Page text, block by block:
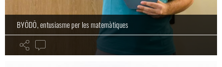
BYŌDŌ, entusiasme per les matemàtiques